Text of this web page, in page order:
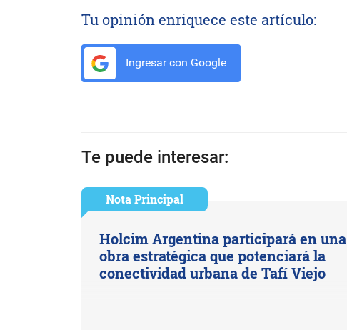
Tu opinión enriquece este artículo:
Ingresar con Google
Te puede interesar:
Nota Principal
Holcim Argentina participará en una
obra estratégica que potenciará la
conectividad urbana de Tafí Viejo